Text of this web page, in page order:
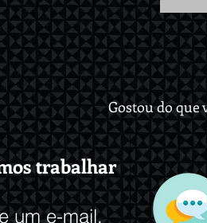
Gostou do que
trabalhar
um e-mail.